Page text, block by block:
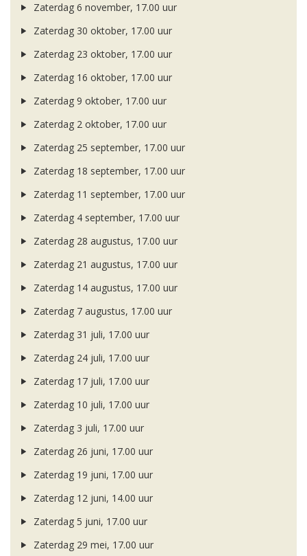
Zaterdag 6 november, 17.00 uur
Zaterdag 30 oktober, 17.00 uur
Zaterdag 23 oktober, 17.00 uur
Zaterdag 16 oktober, 17.00 uur
Zaterdag 9 oktober, 17.00 uur
Zaterdag 2 oktober, 17.00 uur
Zaterdag 25 september, 17.00 uur
Zaterdag 18 september, 17.00 uur
Zaterdag 11 september, 17.00 uur
Zaterdag 4 september, 17.00 uur
Zaterdag 28 augustus, 17.00 uur
Zaterdag 21 augustus, 17.00 uur
Zaterdag 14 augustus, 17.00 uur
Zaterdag 7 augustus, 17.00 uur
Zaterdag 31 juli, 17.00 uur
Zaterdag 24 juli, 17.00 uur
Zaterdag 17 juli, 17.00 uur
Zaterdag 10 juli, 17.00 uur
Zaterdag 3 juli, 17.00 uur
Zaterdag 26 juni, 17.00 uur
Zaterdag 19 juni, 17.00 uur
Zaterdag 12 juni, 14.00 uur
Zaterdag 5 juni, 17.00 uur
Zaterdag 29 mei, 17.00 uur